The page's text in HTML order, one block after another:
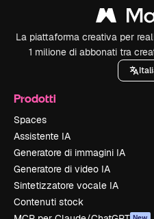
La piattaforma creativa per
1 milione di abbonati tra
Prodotti
Spaces
Assistente IA
Generatore di immagini IA
Generatore di video IA
Sintetizzatore vocale IA
Contenuti stock